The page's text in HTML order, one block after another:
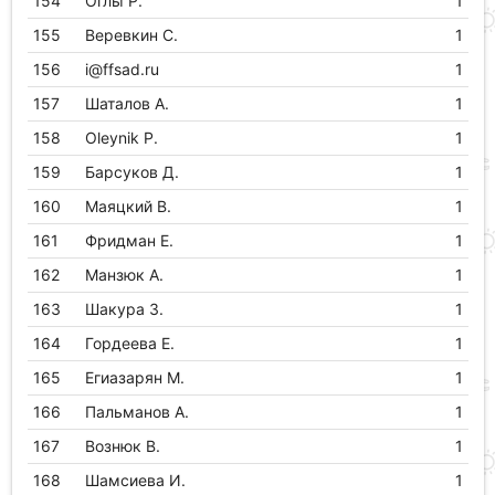
155
Веревкин С.
1
156
i@ffsad.ru
1
157
Шаталов А.
1
158
Oleynik P.
1
159
Барсуков Д.
1
160
Маяцкий В.
1
161
Фридман Е.
1
162
Манзюк А.
1
163
Шакура З.
1
164
Гордеева Е.
1
165
Егиазарян М.
1
166
Пальманов А.
1
167
Вознюк В.
1
168
Шамсиева И. 1